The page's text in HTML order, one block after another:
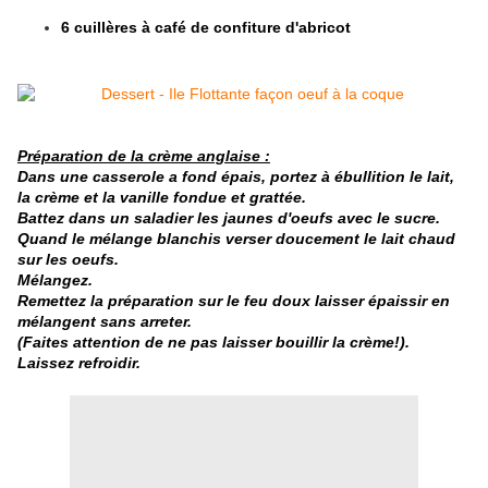
6 cuillères à café de confiture d'abricot
Préparation de la crème anglaise :
Dans une casserole a fond épais, portez à ébullition le lait,
la crème et la vanille fondue et grattée.
Battez dans un saladier les jaunes d'oeufs avec le sucre.
Quand le mélange blanchis verser doucement le lait chaud
sur les oeufs.
Mélangez.
Remettez la préparation sur le feu doux laisser épaissir en
mélangent sans arreter.
(Faites attention de ne pas laisser bouillir la crème!).
Laissez refroidir.